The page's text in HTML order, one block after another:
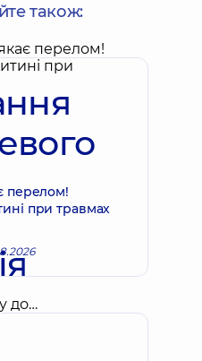
також:
перелом!
при травмах